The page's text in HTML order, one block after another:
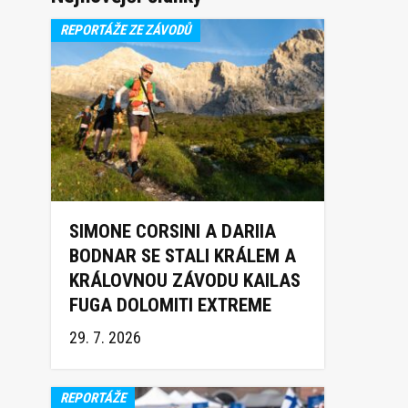
REPORTÁŽE ZE ZÁVODŮ
SIMONE CORSINI A DARIIA
BODNAR SE STALI KRÁLEM A
KRÁLOVNOU ZÁVODU KAILAS
FUGA DOLOMITI EXTREME
TRAIL 2026
29. 7. 2026
REPORTÁŽE